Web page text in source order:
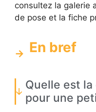
consultez la galerie
de pose et la fiche
En bref
Quelle est
pour une